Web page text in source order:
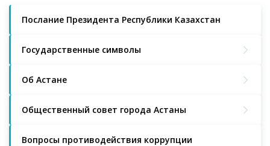
Послание Президента Республики Казахстан
Государственные символы
Об Астане
Общественный совет города Астаны
Вопросы противодействия коррупции